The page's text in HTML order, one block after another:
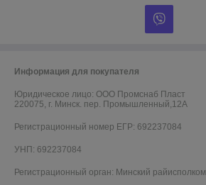
Информация для покупателя
Юридическое лицо: ООО Промснаб Пласт
220075, г. Минск. пер. Промышленный,12А
Регистрационный номер ЕГР: 692237084
УНП: 692237084
Регистрационный орган: Минский райисполком